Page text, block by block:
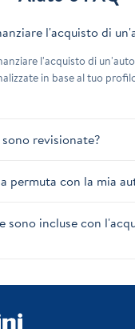
l'acquisto di
l'acquisto di
in base al tuo
revisionate?
permuta con la mia
sono incluse con